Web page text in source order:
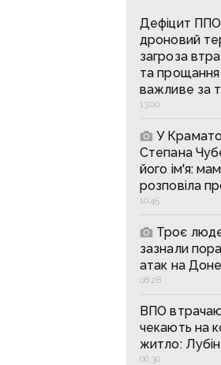
Дефіцит ППО
дроновий
загроза
та
важливе за
13:00
У
Степана
його ім'я:
розповіла
10:45
Троє
зазнали
атак на
08:28
ВПО
чекають на
житло:
06:30